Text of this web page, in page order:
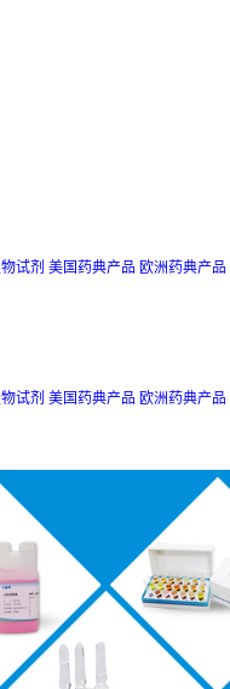
试剂 美国药典产品 欧洲药典产品
试剂 美国药典产品 欧洲药典产品